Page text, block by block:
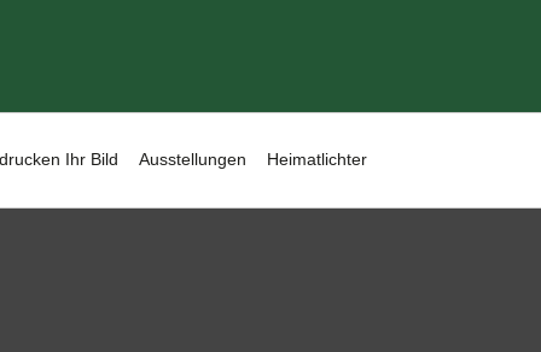
Ihr Bild Ausstellungen Heimatlichter